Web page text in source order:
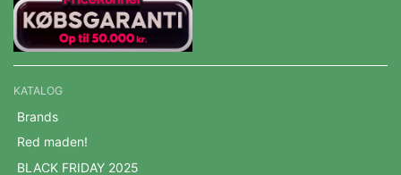
KATALOG
Brands
Red maden!
BLACK FRIDAY 2025